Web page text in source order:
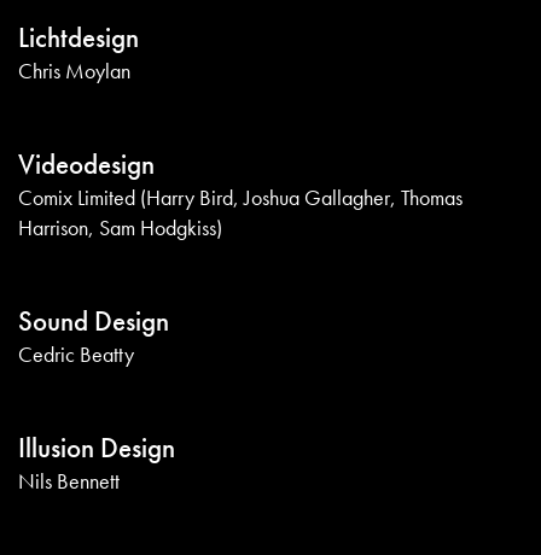
Lichtdesign
Chris Moylan
Videodesign
Comix Limited (Harry Bird, Joshua Gallagher, Thomas
Harrison, Sam Hodgkiss)
Sound Design
Cedric Beatty
Illusion Design
Nils Bennett